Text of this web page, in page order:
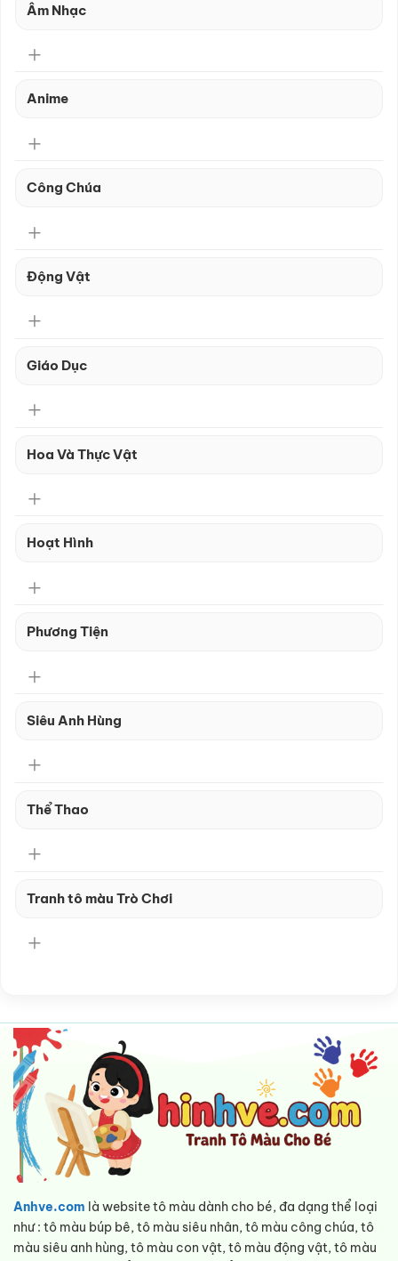
Âm Nhạc
Anime
Công Chúa
Động Vật
Giáo Dục
Hoa Và Thực Vật
Hoạt Hình
Phương Tiện
Siêu Anh Hùng
Thể Thao
Tranh tô màu Trò Chơi
Anhve.com là website tô màu dành cho bé, đa dạng thể loại
như : tô màu búp bê, tô màu siêu nhân, tô màu công chúa, tô
màu siêu anh hùng, tô màu con vật, tô màu động vật, tô màu